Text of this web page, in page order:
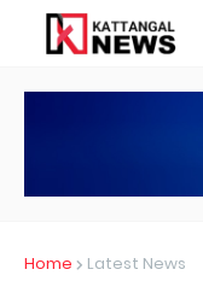
Home Latest News